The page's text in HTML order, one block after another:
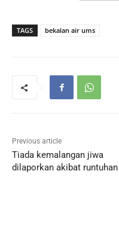
TAGS bekalan air ums
Previous article
Tiada kemalangan jiwa
dilaporkan akibat runtuhan